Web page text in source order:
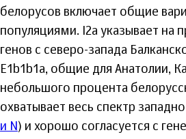
белорусов включает общие
популяциями. I2a указывает на
генов с северо-запада
E1b1b1a, общие для Анатолии,
небольшого процента
охватывает весь спектр
и N ) и хорошо согласуется с